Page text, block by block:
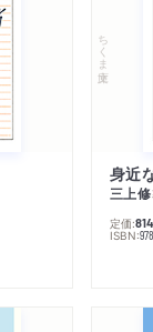
ちくま文庫
身近
三上修
定価:814
ISBN: